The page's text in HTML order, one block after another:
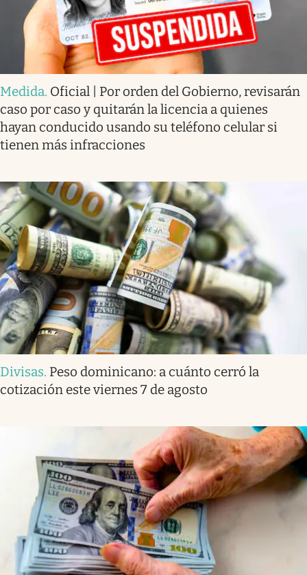
Medida. Oficial | Por orden del Gobierno, revisarán
caso por caso y quitarán la licencia a quienes
hayan conducido usando su teléfono celular si
tienen más infracciones
Divisas. Peso dominicano: a cuánto cerró la
cotización este viernes 7 de agosto